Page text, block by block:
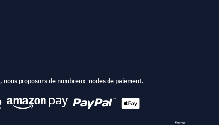
proposons de nombreux modes de paiement.